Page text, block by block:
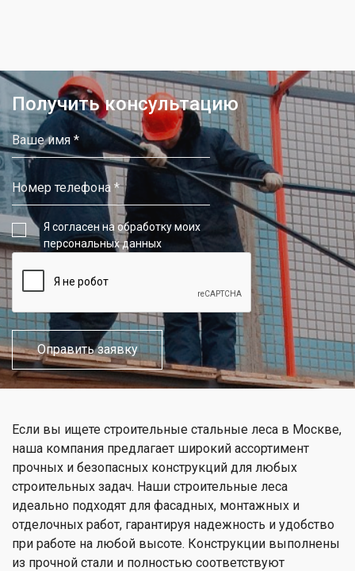
Получить консультацию
Я согласен на обработку моих
персональных данных
Если вы ищете строительные стальные леса в Москве,
наша компания предлагает широкий ассортимент
прочных и безопасных конструкций для любых
строительных задач. Наши строительные леса
идеально подходят для фасадных, монтажных и
отделочных работ, гарантируя надежность и удобство
при работе на любой высоте. Конструкции выполнены
из прочной стали и полностью соответствуют